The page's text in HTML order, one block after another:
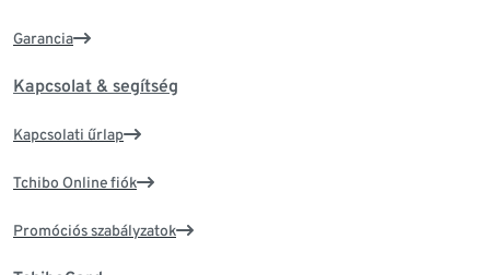
Garancia
Kapcsolat & segítség
Kapcsolati űrlap
Tchibo Online fiók
Promóciós szabályzatok